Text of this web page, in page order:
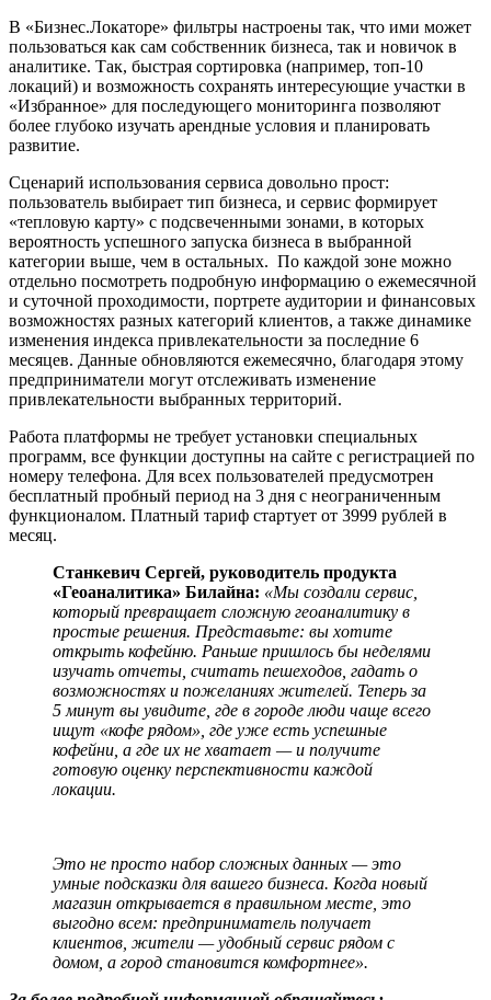
В «Бизнес.Локаторе» фильтры настроены так, что ими может
пользоваться как сам собственник бизнеса, так и новичок в
аналитике. Так, быстрая сортировка (например, топ-10
локаций) и возможность сохранять интересующие участки в
«Избранное» для последующего мониторинга позволяют
более глубоко изучать арендные условия и планировать
развитие.
Сценарий использования сервиса довольно прост:
пользователь выбирает тип бизнеса, и сервис формирует
«тепловую карту» с подсвеченными зонами, в которых
вероятность успешного запуска бизнеса в выбранной
категории выше, чем в остальных. По каждой зоне можно
отдельно посмотреть подробную информацию о ежемесячной
и суточной проходимости, портрете аудитории и финансовых
возможностях разных категорий клиентов, а также динамике
изменения индекса привлекательности за последние 6
месяцев. Данные обновляются ежемесячно, благодаря этому
предприниматели могут отслеживать изменение
привлекательности выбранных территорий.
Работа платформы не требует установки специальных
программ, все функции доступны на сайте с регистрацией по
номеру телефона. Для всех пользователей предусмотрен
бесплатный пробный период на 3 дня с неограниченным
функционалом. Платный тариф стартует от 3999 рублей в
месяц.
Станкевич Сергей, руководитель продукта
«Геоаналитика» Билайна: «Мы создали сервис,
который превращает сложную геоаналитику в
простые решения. Представьте: вы хотите
открыть кофейню. Раньше пришлось бы неделями
изучать отчеты, считать пешеходов, гадать о
возможностях и пожеланиях жителей. Теперь за
5 минут вы увидите, где в городе люди чаще всего
ищут «кофе рядом», где уже есть успешные
кофейни, а где их не хватает — и получите
готовую оценку перспективности каждой
локации.
Это не просто набор сложных данных — это
умные подсказки для вашего бизнеса. Когда новый
магазин открывается в правильном месте, это
выгодно всем: предприниматель получает
клиентов, жители — удобный сервис рядом с
домом, а город становится комфортнее».